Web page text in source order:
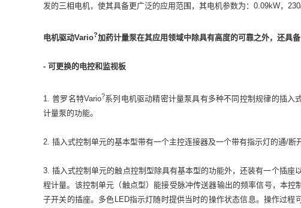
发的三相电机，使其具备更广泛的应用范围，其电机参数为：0.09kW，
电机驱动Vario?加药计量泵在其应用领域中除具有高度的可靠之外，还具备
- 可更换的电控和监视板
1. 普罗名特Vario?系列电机驱动精密计量泵具有多种不同控制规律的插
计量泵的功能。
2. 插入式控制单元的基本型带有一个主控连接器及一个带有指示灯的通/断
3. 插入式控制单元的触点控制型除具有基本型的功能外，还装有一个插座
程计量。该控制单元（触点型）能接受脉冲传送器输出的频率信号，本
子开关的插座。多色LED指示灯随时提供当时的操作状态信息。操作过程